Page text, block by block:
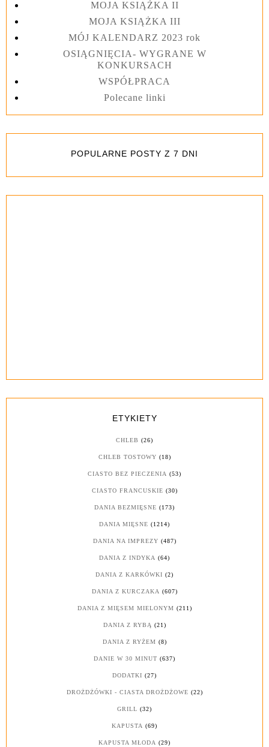
MOJA KSIĄŻKA II
MOJA KSIĄŻKA III
MÓJ KALENDARZ 2023 rok
OSIĄGNIĘCIA- WYGRANE W
KONKURSACH
WSPÓŁPRACA
Polecane linki
POPULARNE POSTY Z 7 DNI
ETYKIETY
CHLEB (26)
CHLEB TOSTOWY (18)
CIASTO BEZ PIECZENIA (53)
CIASTO FRANCUSKIE (30)
DANIA BEZMIĘSNE (173)
DANIA MIĘSNE (1214)
DANIA NA IMPREZY (487)
DANIA Z INDYKA (64)
DANIA Z KARKÓWKI (2)
DANIA Z KURCZAKA (607)
DANIA Z MIĘSEM MIELONYM (211)
DANIA Z RYBĄ (21)
DANIA Z RYŻEM (8)
DANIE W 30 MINUT (637)
DODATKI (27)
DROŻDŻÓWKI - CIASTA DROŻDŻOWE (22)
GRILL (32)
KAPUSTA (69)
KAPUSTA MŁODA (29)